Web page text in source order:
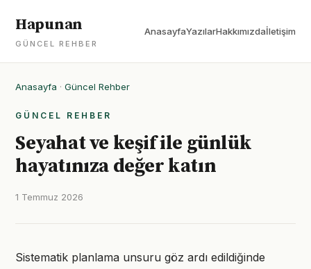
Hapunan
GÜNCEL REHBER
AnasayfaYazılarHakkımızdaİletişim
Anasayfa · Güncel Rehber
GÜNCEL REHBER
Seyahat ve keşif ile günlük
hayatınıza değer katın
1 Temmuz 2026
Sistematik planlama unsuru göz ardı edildiğinde